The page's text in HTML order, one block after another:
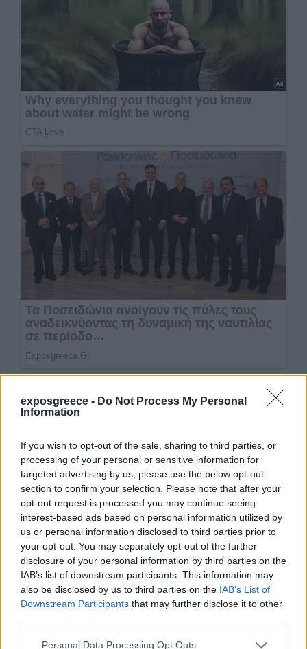
exposgreece - Do Not Process My Personal
Information
If you wish to opt-out of the sale, sharing to third parties, or
processing of your personal or sensitive information for
targeted advertising by us, please use the below opt-out
section to confirm your selection. Please note that after your
opt-out request is processed you may continue seeing
interest-based ads based on personal information utilized by
us or personal information disclosed to third parties prior to
your opt-out. You may separately opt-out of the further
disclosure of your personal information by third parties on the
IAB’s list of downstream participants. This information may
also be disclosed by us to third parties on the IAB’s List of
Downstream Participants that may further disclose it to other
Personal Data Processing Opt Outs